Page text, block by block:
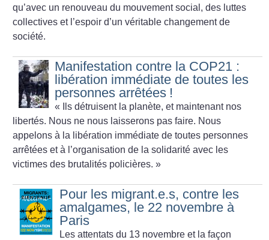
qu’avec un renouveau du mouvement social, des luttes
collectives et l’espoir d’un véritable changement de
société.
Manifestation contre la COP21 :
libération immédiate de toutes les
personnes arrêtées !
«
Ils détruisent la planète, et maintenant nos
libertés. Nous ne nous laisserons pas faire. Nous
appelons à la libération immédiate de toutes personnes
arrêtées et à l’organisation de la solidarité avec les
victimes des brutalités policières. »
Pour les migrant.e.s, contre les
amalgames, le 22 novembre à
Paris
Les attentats du 13 novembre et la façon